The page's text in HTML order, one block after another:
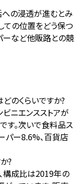
の浸透が進むとみ
ての位置をどう保つ
ーなど他販路との競
のくらいですか?
ニエンスストアが
す。次いで食料品ス
パー8.6%、百貨店
?
構成比は2019年の